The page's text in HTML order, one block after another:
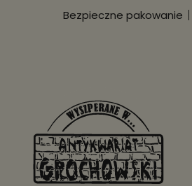
Bezpieczne pakowanie